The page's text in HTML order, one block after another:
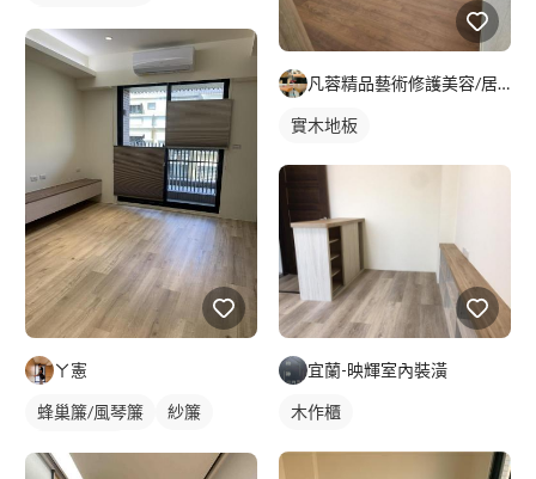
ㄚ憲
蜂巢簾/風琴簾
紗簾
凡蓉精品藝術修護美容/居家店面裝璜瑕疵舊翻新/傢俱皮件精品美
實木地板
宜蘭-映輝室內裝潢
木作櫃